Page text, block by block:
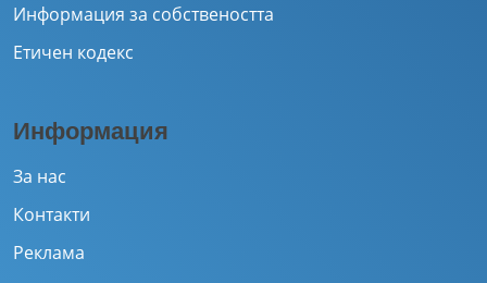
Информация за собствеността
Етичен кодекс
Информация
За нас
Контакти
Реклама